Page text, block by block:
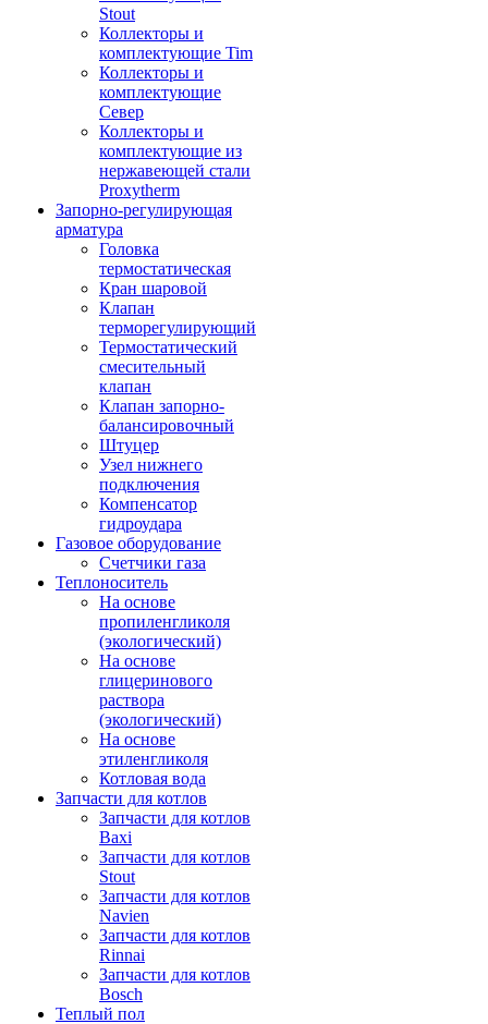
Stout
Коллекторы и
комплектующие Tim
Коллекторы и
комплектующие
Север
Коллекторы и
комплектующие из
нержавеющей стали
Proxytherm
Запорно-регулирующая
арматура
Головка
термостатическая
Кран шаровой
Клапан
терморегулирующий
Термостатический
смесительный
клапан
Клапан запорно-
балансировочный
Штуцер
Узел нижнего
подключения
Компенсатор
гидроудара
Газовое оборудование
Счетчики газа
Теплоноситель
На основе
пропиленгликоля
(экологический)
На основе
глицеринового
раствора
(экологический)
На основе
этиленгликоля
Котловая вода
Запчасти для котлов
Запчасти для котлов
Baxi
Запчасти для котлов
Stout
Запчасти для котлов
Navien
Запчасти для котлов
Rinnai
Запчасти для котлов
Bosch
Теплый пол